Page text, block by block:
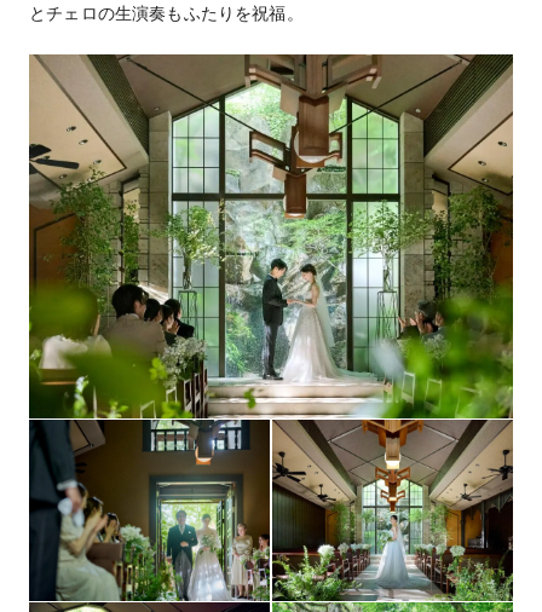
料理料金 ジャパニーズキュイジーヌ 14,300円～
飲物料金 4,620円
持込料金
衣装(有料・ご自身の所有物は無料) / カメラマン(有料) /
ペーパーアイテム(無料) / プロフィールムービー(無料)
設備
着付室(ヘアセット・着付可能)/親族控室/クローク/ラウ
ンジ/照明/貸し切りメイクルーム/フォトジェニックス
ペース/暖炉/車椅子専用お化粧室/和室
フォトギャラリーを見る
宿泊施設 手配・紹介可能(提携割引あり)
二次会 二次会利用可能/多数紹介可能
送迎
【列席者全員適応】長野駅～善光寺前までの往復バスチ
ケットプレゼント
支払方法
婚礼前営業日までに全額お振込(提携ブライダルローンの
紹介あり)
その他 タイプの異なる3つの会場がお選びいただけます。
とチェロの生演奏もふたりを祝福。